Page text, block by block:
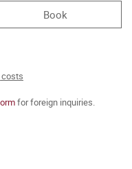
Book
costs
for foreign inquiries.